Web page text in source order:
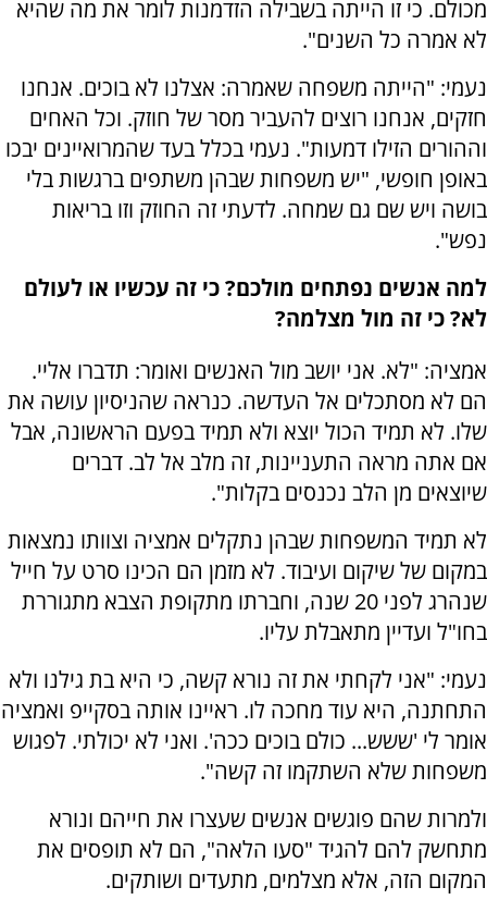
מכולם. כי זו הייתה בשבילה הזדמנות לומר את מה שהיא
לא אמרה כל השנים".
נעמי: "הייתה משפחה שאמרה: אצלנו לא בוכים. אנחנו
חזקים, אנחנו רוצים להעביר מסר של חוזק. וכל האחים
וההורים הזילו דמעות". נעמי בכלל בעד שהמרואיינים יבכו
באופן חופשי, "יש משפחות שבהן משתפים ברגשות בלי
בושה ויש שם גם שמחה. לדעתי זה החוזק וזו בריאות
נפש".
למה אנשים נפתחים מולכם? כי זה עכשיו או לעולם
לא? כי זה מול מצלמה?
אמציה: "לא. אני יושב מול האנשים ואומר: תדברו אליי.
הם לא מסתכלים אל העדשה. כנראה שהניסיון עושה את
שלו. לא תמיד הכול יוצא ולא תמיד בפעם הראשונה, אבל
אם אתה מראה התעניינות, זה מלב אל לב. דברים
שיוצאים מן הלב נכנסים בקלות".
לא תמיד המשפחות שבהן נתקלים אמציה וצוותו נמצאות
במקום של שיקום ועיבוד. לא מזמן הם הכינו סרט על חייל
שנהרג לפני 20 שנה, וחברתו מתקופת הצבא מתגוררת
בחו"ל ועדיין מתאבלת עליו.
נעמי: "אני לקחתי את זה נורא קשה, כי היא בת גילנו ולא
התחתנה, היא עוד מחכה לו. ראיינו אותה בסקייפ ואמציה
אומר לי 'ששש... כולם בוכים ככה'. ואני לא יכולתי. לפגוש
משפחות שלא השתקמו זה קשה".
ולמרות שהם פוגשים אנשים שעצרו את חייהם ונורא
מתחשק להם להגיד "סעו הלאה", הם לא תופסים את
המקום הזה, אלא מצלמים, מתעדים ושותקים.